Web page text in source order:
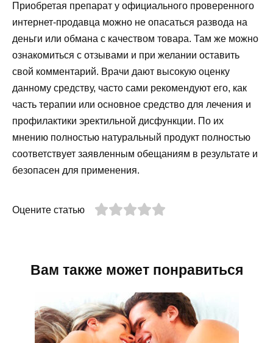
Приобретая препарат у официального проверенного
интернет-продавца можно не опасаться развода на
деньги или обмана с качеством товара. Там же можно
ознакомиться с отзывами и при желании оставить
свой комментарий. Врачи дают высокую оценку
данному средству, часто сами рекомендуют его, как
часть терапии или основное средство для лечения и
профилактики эректильной дисфункции. По их
мнению полностью натуральный продукт полностью
соответствует заявленным обещаниям в результате и
безопасен для применения.
Оцените статью
Вам также может понравиться